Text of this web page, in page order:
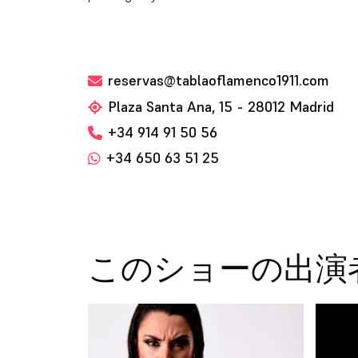
reservas@tablaoflamenco1911.com
Plaza Santa Ana, 15 - 28012 Madrid
+34 914 91 50 56
+34 650 63 51 25
このショーの出演